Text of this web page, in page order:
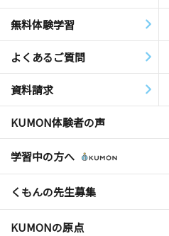
無料体験学習
よくあるご質問
資料請求
KUMON体験者の声
学習中の方へ
くもんの先生募集
KUMONの原点